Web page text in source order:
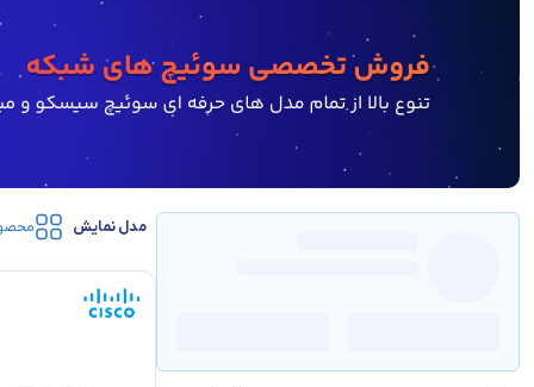
مدل نمایش